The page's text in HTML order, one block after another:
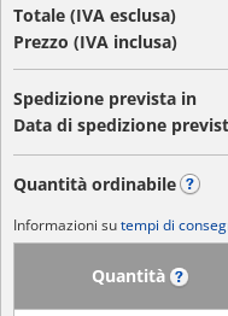
Totale (IVA esclusa)
Prezzo (IVA inclusa)
Spedizione prevista in
Data di spedizione
Quantità ordinabile
Informazioni sutempi di
Quantità